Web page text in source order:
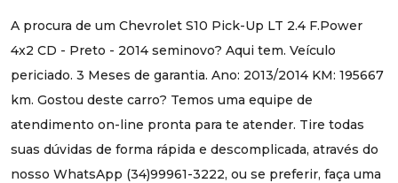
A procura de um Chevrolet S10 Pick-Up LT 2.4 F.Power
4x2 CD - Preto - 2014 seminovo? Aqui tem. Veículo
periciado. 3 Meses de garantia. Ano: 2013/2014 KM: 195667
km. Gostou deste carro? Temos uma equipe de
atendimento on-line pronta para te atender. Tire todas
suas dúvidas de forma rápida e descomplicada, através do
nosso WhatsApp (34)99961-3222, ou se preferir, faça uma